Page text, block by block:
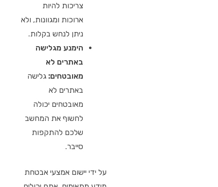
צריכות להיות
ארוכות ומגוונות, ולא
ניתן לנחש בקלות.
הימנע מגלישה
באתרים לא
מאובטחים: גלישה
באתרים לא
מאובטחים יכולה
לחשוף את המחשב
שלכם להתקפות
סייבר.
על ידי יישום אמצעי אבטחת